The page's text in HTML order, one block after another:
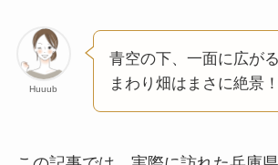
Huuub
青空の下、一面に広が
まわり畑はまさに絶景！